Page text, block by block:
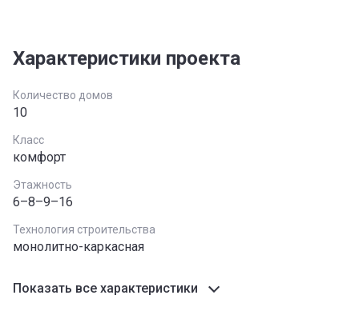
Характеристики проекта
Количество домов
10
Класс
комфорт
Этажность
6–8–9–16
Технология строительства
монолитно-каркасная
Показать все характеристики